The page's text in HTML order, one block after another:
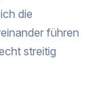
die
führen
streitig